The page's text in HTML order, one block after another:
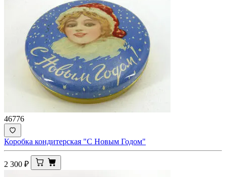
46776
Коробка кондитерская "С Новым Годом"
2 300 ₽